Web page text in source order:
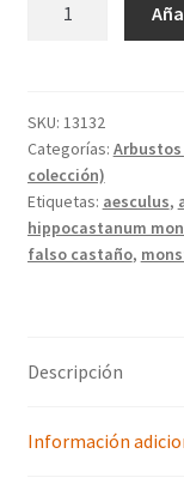
SKU: 13132
Categorías:
colección)
Etiquetas: aesculus,
hippocastanum
falso castaño,
Descripción
Información